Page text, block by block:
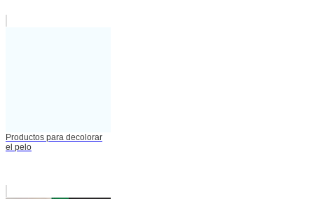
Productos para decolorar
el pelo